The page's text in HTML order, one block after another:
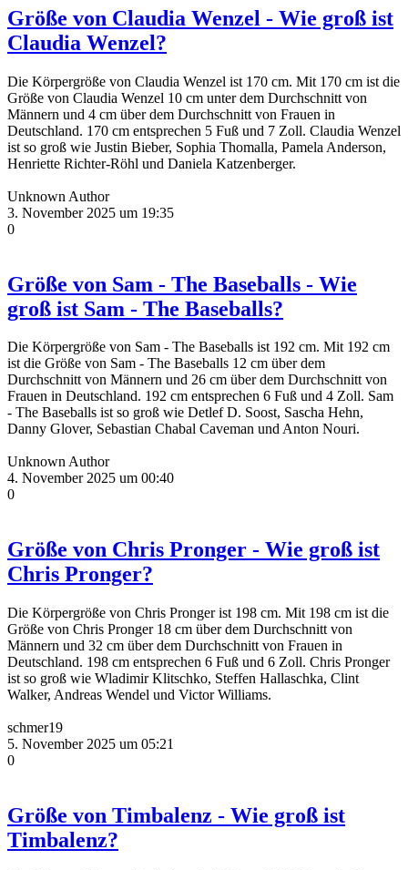
Größe von Claudia Wenzel - Wie groß ist
Claudia Wenzel?
Die Körpergröße von Claudia Wenzel ist 170 cm. Mit 170 cm ist die
Größe von Claudia Wenzel 10 cm unter dem Durchschnitt von
Männern und 4 cm über dem Durchschnitt von Frauen in
Deutschland. 170 cm entsprechen 5 Fuß und 7 Zoll. Claudia Wenzel
ist so groß wie Justin Bieber, Sophia Thomalla, Pamela Anderson,
Henriette Richter-Röhl und Daniela Katzenberger.
Unknown Author
3. November 2025 um 19:35
0
Größe von Sam - The Baseballs - Wie
groß ist Sam - The Baseballs?
Die Körpergröße von Sam - The Baseballs ist 192 cm. Mit 192 cm
ist die Größe von Sam - The Baseballs 12 cm über dem
Durchschnitt von Männern und 26 cm über dem Durchschnitt von
Frauen in Deutschland. 192 cm entsprechen 6 Fuß und 4 Zoll. Sam
- The Baseballs ist so groß wie Detlef D. Soost, Sascha Hehn,
Danny Glover, Sebastian Chabal Caveman und Anton Nouri.
Unknown Author
4. November 2025 um 00:40
0
Größe von Chris Pronger - Wie groß ist
Chris Pronger?
Die Körpergröße von Chris Pronger ist 198 cm. Mit 198 cm ist die
Größe von Chris Pronger 18 cm über dem Durchschnitt von
Männern und 32 cm über dem Durchschnitt von Frauen in
Deutschland. 198 cm entsprechen 6 Fuß und 6 Zoll. Chris Pronger
ist so groß wie Wladimir Klitschko, Steffen Hallaschka, Clint
Walker, Andreas Wendel und Victor Williams.
schmer19
5. November 2025 um 05:21
0
Größe von Timbalenz - Wie groß ist
Timbalenz?